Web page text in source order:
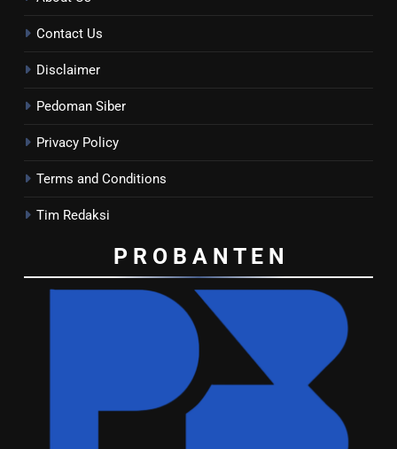
Contact Us
Disclaimer
Pedoman Siber
Privacy Policy
Terms and Conditions
Tim Redaksi
P R O B A N T E N